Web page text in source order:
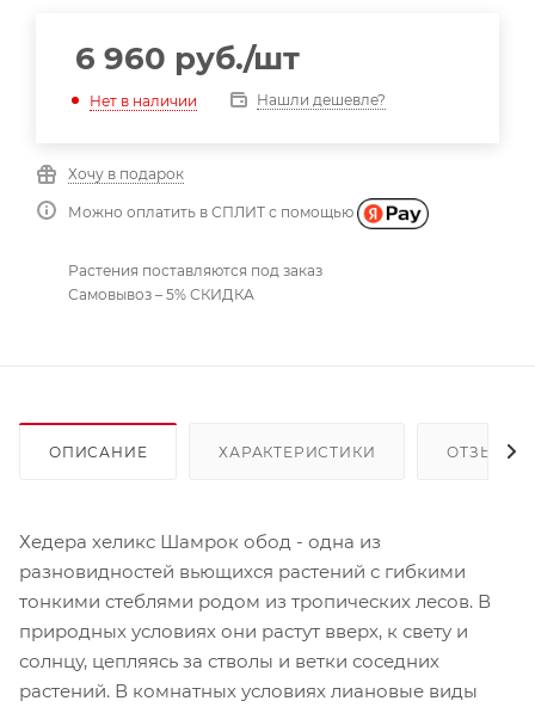
6 960 руб./шт
Нет в наличии Нашли дешевле?
Хочу в подарок
Можно оплатить в СПЛИТ с помощью
Растения поставляются под заказ
Самовывоз – 5% СКИДКА
ОПИСАНИЕ ХАРАКТЕРИСТИКИ ОТЗЫВЫ
Хедера хеликс Шамрок обод - одна из
разновидностей вьющихся растений с гибкими
тонкими стеблями родом из тропических лесов. В
природных условиях они растут вверх, к свету и
солнцу, цепляясь за стволы и ветки соседних
растений. В комнатных условиях лиановые виды